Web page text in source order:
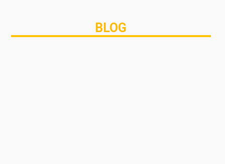
BLOG